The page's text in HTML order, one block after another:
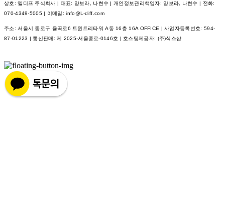
상호: 엘디프 주식회사 | 대표: 양보라, 나현수 | 개인정보관리책임자: 양보라, 나현수 | 전화:
070-4349-5005 | 이메일: info@L-diff.com
주소: 서울시 종로구 율곡로6 트윈트리타워 A동 16층 16A OFFICE | 사업자등록번호: 594-
87-01223
| 통신판매:제 2025-서울종로-0146호 | 호스팅제공자: (주)식스샵